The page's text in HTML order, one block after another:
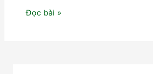
Dịch
Đọc bài »